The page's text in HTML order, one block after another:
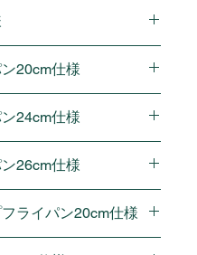
1.6mm
天然木
数写っていますが商品
20cm仕様
長(取っ手含む)38 × 外
さ(取っ手含む)8.3cm
焼き面）：15cm
4.9cm
24cm仕様
長(取っ手含む)42.4 ×
高さ(取っ手含む)9.3cm
焼き面）：19cm
5cm
26cm仕様
長(取っ手含む)44.3 ×
高さ(取っ手含む)11cm
ライパン20cm仕様